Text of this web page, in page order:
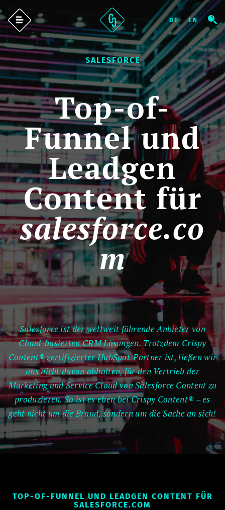
SALESFORCE
Top-of-
Funnel und
Leadgen
Content für
salesforce.co
m
Salesforce ist der weltweit führende Anbieter von
Cloud-basierten CRM Lösungen. Trotzdem Crispy
Content® zertifizierter HubSpot-Partner ist, ließen wir
uns nicht davon abhalten, für den Vertrieb der
Marketing und Service Cloud von Salesforce Content zu
produzieren. So ist es eben bei Crispy Content® – es
geht nicht um die Brand, sondern um die Sache an sich!
TOP-OF-FUNNEL UND LEADGEN CONTENT FÜR
SALESFORCE.COM